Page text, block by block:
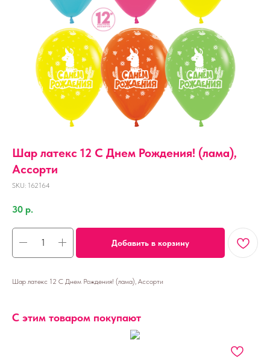
Шар латекс 12 С Днем Рождения! (лама),
Ассорти
SKU: 162164
30 р.
Добавить в корзину
Шар латекс 12 С Днем Рождения! (лама), Ассорти
С этим товаром покупают